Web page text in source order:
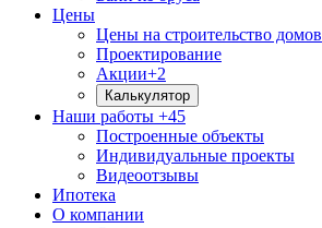
Цены
Цены на строительство домов
Проектирование
Акции+2
Калькулятор
Наши работы +45
Построенные объекты
Индивидуальные проекты
Видеоотзывы
Ипотека
О компании